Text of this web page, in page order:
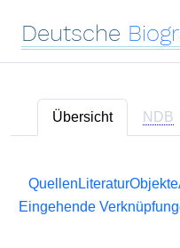
Deutsche
Übersicht NDB
Quellen LiteraturObjekte
Eingehende